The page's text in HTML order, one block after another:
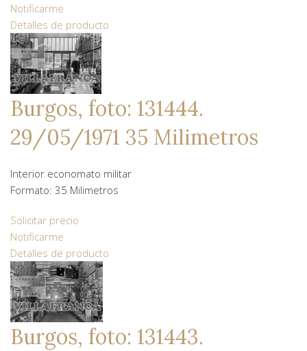
Notificarme
Detalles de producto
Burgos, foto: 131444.
29/05/1971 35 Milimetros
Interior economato militar
Formato: 35 Milimetros
Solicitar precio
Notificarme
Detalles de producto
Burgos, foto: 131443.